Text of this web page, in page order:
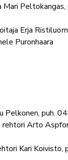
Mari
Erja
Puronhaara
Pelkonen, puh.
rehtori Arto
Kari